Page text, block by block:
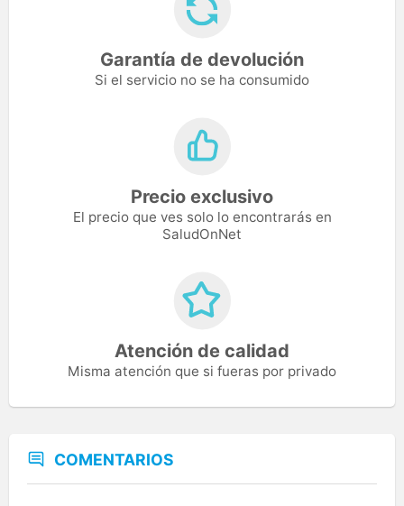
Garantía de devolución
Si el servicio no se ha consumido
Precio exclusivo
El precio que ves solo lo encontrarás en
SaludOnNet
Atención de calidad
Misma atención que si fueras por privado
COMENTARIOS